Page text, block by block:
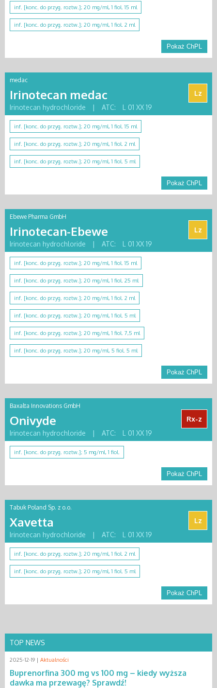
inf. [konc. do przyg. roztw.]; 20 mg/ml, 1 fiol. 15 ml
inf. [konc. do przyg. roztw.]; 20 mg/ml, 1 fiol. 2 ml
Pokaż ChPL
medac
Irinotecan medac
Lz
Irinotecan hydrochloride
| ATC: L 01 XX 19
inf. [konc. do przyg. roztw.]; 20 mg/ml, 1 fiol. 15 ml
inf. [konc. do przyg. roztw.]; 20 mg/ml, 1 fiol. 2 ml
inf. [konc. do przyg. roztw.]; 20 mg/ml, 1 fiol. 5 ml
Pokaż ChPL
Ebewe Pharma GmbH
Irinotecan-Ebewe
Lz
Irinotecan hydrochloride
| ATC: L 01 XX 19
inf. [konc. do przyg. roztw.]; 20 mg/ml, 1 fiol. 15 ml
inf. [konc. do przyg. roztw.]; 20 mg/ml, 1 fiol. 25 ml
inf. [konc. do przyg. roztw.]; 20 mg/ml, 1 fiol. 2 ml
inf. [konc. do przyg. roztw.]; 20 mg/ml, 1 fiol. 5 ml
inf. [konc. do przyg. roztw.]; 20 mg/ml, 1 fiol. 7,5 ml
inf. [konc. do przyg. roztw.]; 20 mg/ml, 5 fiol. 5 ml
Pokaż ChPL
Baxalta Innovations GmbH
Onivyde
Rx-z
Irinotecan hydrochloride
| ATC: L 01 XX 19
inf. [konc. do przyg. roztw.]; 5 mg/ml, 1 fiol.
Pokaż ChPL
Tabuk Poland Sp. z o.o.
Xavetta
Lz
Irinotecan hydrochloride
| ATC: L 01 XX 19
inf. [konc. do przyg. roztw.]; 20 mg/ml, 1 fiol. 2 ml
inf. [konc. do przyg. roztw.]; 20 mg/ml, 1 fiol. 5 ml
Pokaż ChPL
TOP NEWS
2025-12-19 | Aktualności
Buprenorfina 300 mg vs 100 mg – kiedy wyższa
dawka ma przewagę? Sprawdź!